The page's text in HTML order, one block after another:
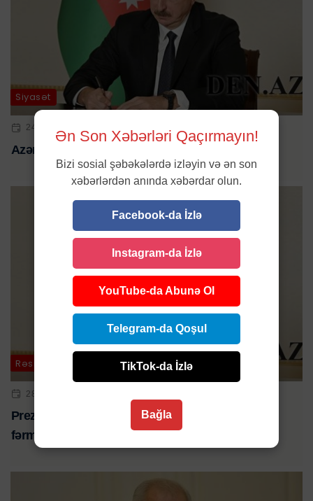
Siyasət
24 SEN 2024 | 13:37
Azərbaycanda 3 yeni peşə bayramı təsis edildi
Rəsmi
28 IYL 2023 | 17:57
Prezident çağırışçılar və hərbi vəzifəlilərlə bağlı
fərman İMZALADI
Ən Son Xəbərləri Qaçırmayın!
Bizi sosial şəbəkələrdə izləyin və ən son
xəbərlərdən anında xəbərdar olun.
Facebook-da İzlə
Instagram-da İzlə
YouTube-da Abunə Ol
Telegram-da Qoşul
TikTok-da İzlə
Bağla